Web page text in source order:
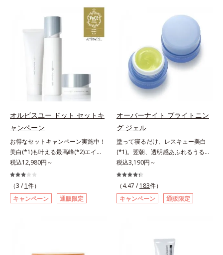
肌）M＝しっとりタイプ（ニキビの
できやすい肌・普通肌～乾性肌）*1
洗浄による汚れの除去*2 テトラ2-
ヘキシルデカン酸アスコルビル、天
ン酸、ユズセラミド、スフィンゴ糖
脂質*3 角層内*4 うるおいによりキ
メを整えて毛穴を目立たなくする*5
すべての方に皮膚刺激がおきないと
いうわけではありません※敏感肌対
象パッチテスト済（すべての人に皮
膚刺激がおきないというわけではあ
りません）※弱酸性（ローション・
モイスチャーのみ）アレルギーテス
ト済＝全ての方にアレルギーが起こ
らないということではありません。
ノンコメドジェニックテスト済＝す
べての人にコメド（ニキビのもと）
ができないというわけではありませ
ん。
素地、ホホバアルコール、トリステ
アリン酸デカグリセリル（基剤）*5
角層の範囲内における自社従来品処
方との比較*6 ドクダミエキス、シ
クロヘキサンジカルボン酸ビスエト
キシジグリコール（保湿）＜使用量
目安＞パール1粒程度＜ご使用ステ
ップ＞洗顔料 ⇒ 化粧水 ⇒ ザ リン
の使用回数＞通常サイズ：約90回
（1.5ヵ月程度）ラージサイズ：約
180回（3ヵ月程度）各商品の詳し
い情報は商品ページをご覧くださ
い。・BEAUTY夏祭りは、こちら
望の敏感肌用保湿スキンケアライン
「オルビス アクアニスト」。乾燥
敏感スランプの原因にアプローチす
る持続型トリプルアミノ酸(*4)を配
異物として排出されにくく、肌にと
どまってうるおいを蓄えてくれま
す。刺激を受けやすくなった角層を
うるおいで満たし、脱・敏感肌を目
指します。無油分・無着色・無香
料・アルコールフリー・界面活性剤
不使用(*5)・パラベンフリー、6つ
のフリー処方で徹底的に肌に寄り添
います。*1 乾燥と敏感をくり返す
こと*2 敏感肌対象連用テスト済
（すべての方のお肌に合うというこ
とではありません）*3 乾燥して敏
感に感じやすい状態のこと*4 発酵
アミノ酸（ポリグルタミン酸）配合
＝乾燥を防ぎ、うるおいに満ちた肌
処するのではなく、肌で起きている
ことの根本原因に着目。加齢ととも
に現れる年齢サインについて研究を
進めたところ、弾力感のない状態で
ある「ハリのなさ」や、くすみ(*6)
などが現れている状態である「透明
感のなさ」が、大人の肌印象に大き
な影響を与えていることがわかりま
した。そこでオルビスユー ドット
シリーズは美容成分(*7)として
「G.D.F.アクティベーター(*8)」を
配合。そして、従来から配合してい
る美白(*1)有効成分「トラネキサム
酸」を配合しました。さらに、シリ
ーズ共通の美容成分「GLルートブ
ースター(*9)」を配合することで、
肌のふっくら感や透明感を叶えま
す。美白ケアしながら多角的なエイ
ジングケアが叶うシリーズに。3ス
す。*1 メラニンの生成を抑え、シ
オルビスユー ドット セットキ
ャンペーン
お得なセットキャンペーン実施中！
美白(*1)も叶える最高峰(*2)エイジ
ングケア(*3)。ハリも透明感(*4)も
結果主義。年齢サイン(*5)の因子に
着目した肌科学エイジングケア(*3)
シリーズ。オルビスユー ドットシ
リーズは、年齢による肌悩み一つ一
税込12,980円～
（3 / 1件）
キャンペーン
通販限定
オーバーナイト ブライトニン
グ ジェル
塗って寝るだけ、レスキュー美白
(*1)。翌朝、透明感あふれるうるぷ
る肌を叶える、お守り涼感ジェルパ
ック。紫外線を浴びた日の夜は、ひ
んやり気持ちいいジェルでお肌をレ
スキュー！ メラニンの産生指令が
活発になる夜の肌環境に着目して、
せると、シートマスクのようにピタ
税込3,190円～
（4.47 / 183件）
キャンペーン
通販限定